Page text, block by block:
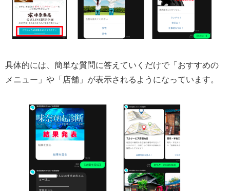
具体的には、簡単な質問に答えていくだけで「おすすめの
メニュー」や「店舗」が表示されるようになっています。